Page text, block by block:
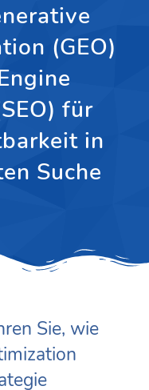
(GEO)
für
in
Suche
Sie, wie